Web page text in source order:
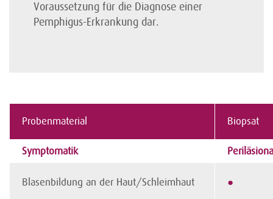
Voraussetzung für die Diagnose einer
Pemphigus-Erkrankung dar.
Probenmaterial Biopsat
Symptomatik
Blasenbildung an der Haut/Schleimhaut ●